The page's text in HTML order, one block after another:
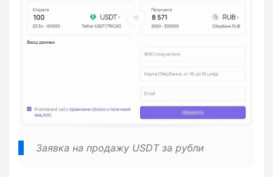
Заявка на продажу USDT за рубли